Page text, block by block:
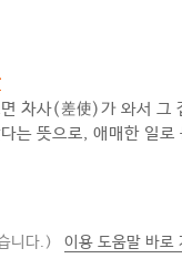
차사(差使)가 와서 그
는 뜻으로, 애매한 일
니다.) 이용 도움말 바로